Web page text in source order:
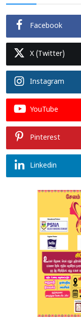
Facebook
X (Twitter)
Instagram
YouTube
Pinterest
Linkedin